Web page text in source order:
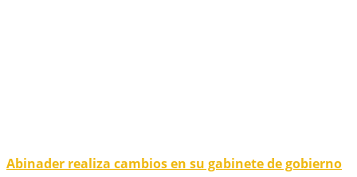
Abinader realiza cambios en su gabinete de gobierno